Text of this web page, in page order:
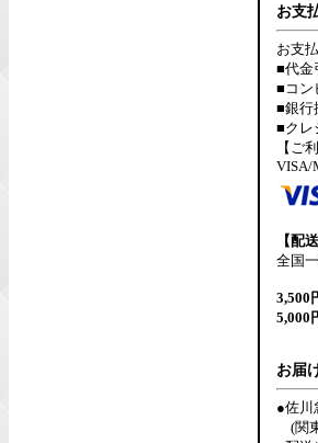
お支
お支
■代金
■コン
■銀行
■クレ
【ご
VISA/
【配
全国
3,500
5,000
お届
●佐川
(関